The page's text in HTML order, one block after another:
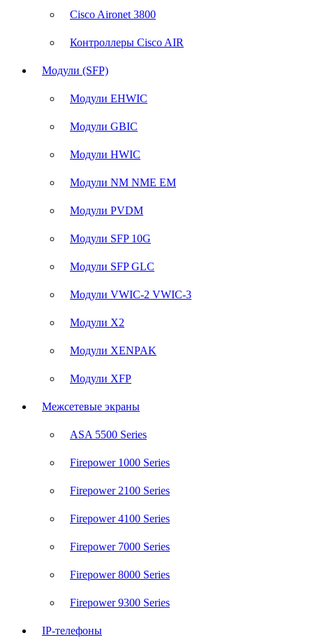
Cisco Aironet 3800
Контроллеры Cisco AIR
Модули (SFP)
Модули EHWIC
Модули GBIC
Модули HWIC
Модули NM NME EM
Модули PVDM
Модули SFP 10G
Модули SFP GLC
Модули VWIC-2 VWIC-3
Модули X2
Модули XENPAK
Модули XFP
Межсетевые экраны
ASA 5500 Series
Firepower 1000 Series
Firepower 2100 Series
Firepower 4100 Series
Firepower 7000 Series
Firepower 8000 Series
Firepower 9300 Series
IP-телефоны